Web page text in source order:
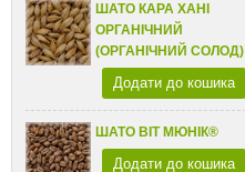
ШАТО КАРА ХАНІ
ОРГАНІЧНИЙ
(ОРГАНІЧНИЙ СОЛОД)
Додати до кошика
ШАТО ВІТ МЮНІК®
Додати до кошика